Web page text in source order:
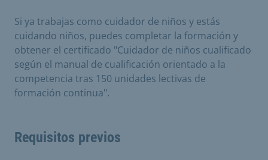
Si ya trabajas como cuidador de niños y estás
cuidando niños, puedes completar la formación y
obtener el certificado "Cuidador de niños cualificado
según el manual de cualificación orientado a la
competencia tras 150 unidades lectivas de
formación continua".
Requisitos previos